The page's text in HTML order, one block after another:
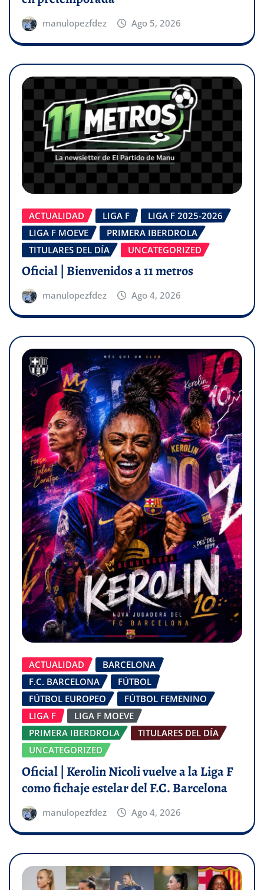
manulopezfdez Ago 5, 2026
ACTUALIDAD LIGA F
LIGA F 2025-2026
LIGA F MOEVE
PRIMERA IBERDROLA
TITULARES DEL DÍA
UNCATEGORIZED
Oficial | Bienvenidos a 11 metros
manulopezfdez Ago 4, 2026
ACTUALIDAD
BARCELONA
F.C. BARCELONA
FÚTBOL
FÚTBOL EUROPEO
FÚTBOL FEMENINO
LIGA F
LIGA F MOEVE
PRIMERA IBERDROLA
TITULARES DEL DÍA
UNCATEGORIZED
Oficial | Kerolin Nicoli vuelve a la Liga F
como fichaje estelar del F.C. Barcelona
manulopezfdez Ago 4, 2026